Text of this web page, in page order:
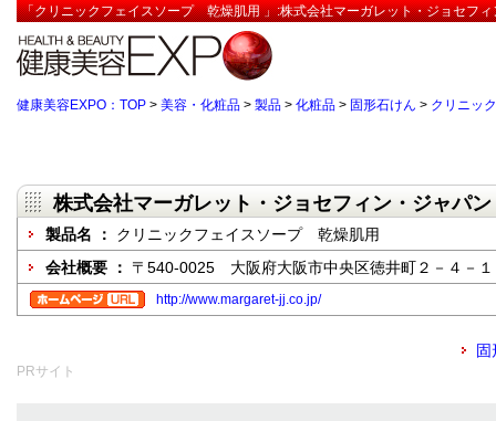
「クリニックフェイスソープ 乾燥肌用 」:株式会社マーガレット・ジョセフ
健康美容EXPO：TOP > 美容・化粧品 > 製品 > 化粧品 > 固形石けん > クリニッ
株式会社マーガレット・ジョセフィン・ジャパン
製品名 ： クリニックフェイスソープ 乾燥肌用
会社概要 ： 〒540-0025 大阪府大阪市中央区徳井町２－４－
http://www.margaret-jj.co.jp/
固
PRサイト